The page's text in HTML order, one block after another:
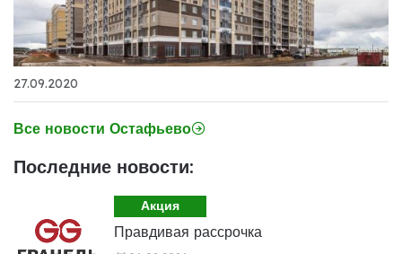
27.09.2020
Все новости Остафьево
Последние новости:
Акция
Правдивая рассрочка